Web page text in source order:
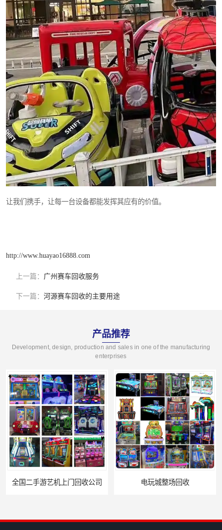
让我们携手，让每一台设备都能发挥其应有的价值。
http://www.huayao16888.com
上一篇： 广州赛车回收服务
下一篇： 河源赛车回收的主要用途
产品推荐
Development, design, production and sales in one of the manufacturing
enterprises
手游艺机上门回收公司 电玩城整场回收